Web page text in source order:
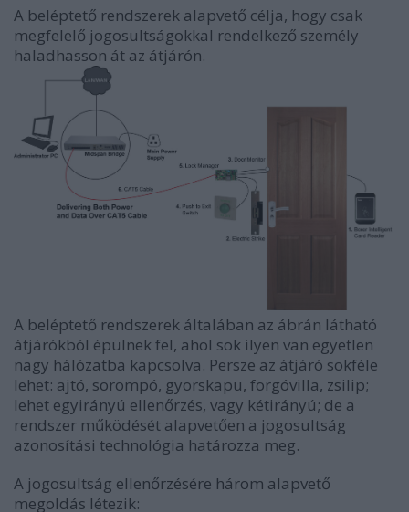
A beléptető rendszerek alapvető célja, hogy csak
megfelelő jogosultságokkal rendelkező személy
haladhasson át az átjárón.
A beléptető rendszerek általában az ábrán látható
átjárókból épülnek fel, ahol sok ilyen van egyetlen
nagy hálózatba kapcsolva. Persze az átjáró sokféle
lehet: ajtó, sorompó, gyorskapu, forgóvilla, zsilip;
lehet egyirányú ellenőrzés, vagy kétirányú; de a
rendszer működését alapvetően a jogosultság
azonosítási technológia határozza meg.
A jogosultság ellenőrzésére három alapvető
megoldás létezik: